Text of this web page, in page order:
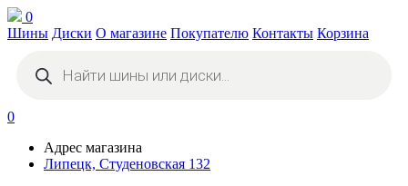
0
Шины Диски О магазине Покупателю Контакты Корзина
товаров
0
Адрес магазина
Липецк, Студеновская 132